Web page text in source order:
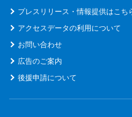
プレスリリース・情報提供はこち
アクセスデータの利用について
お問い合わせ
広告のご案内
後援申請について